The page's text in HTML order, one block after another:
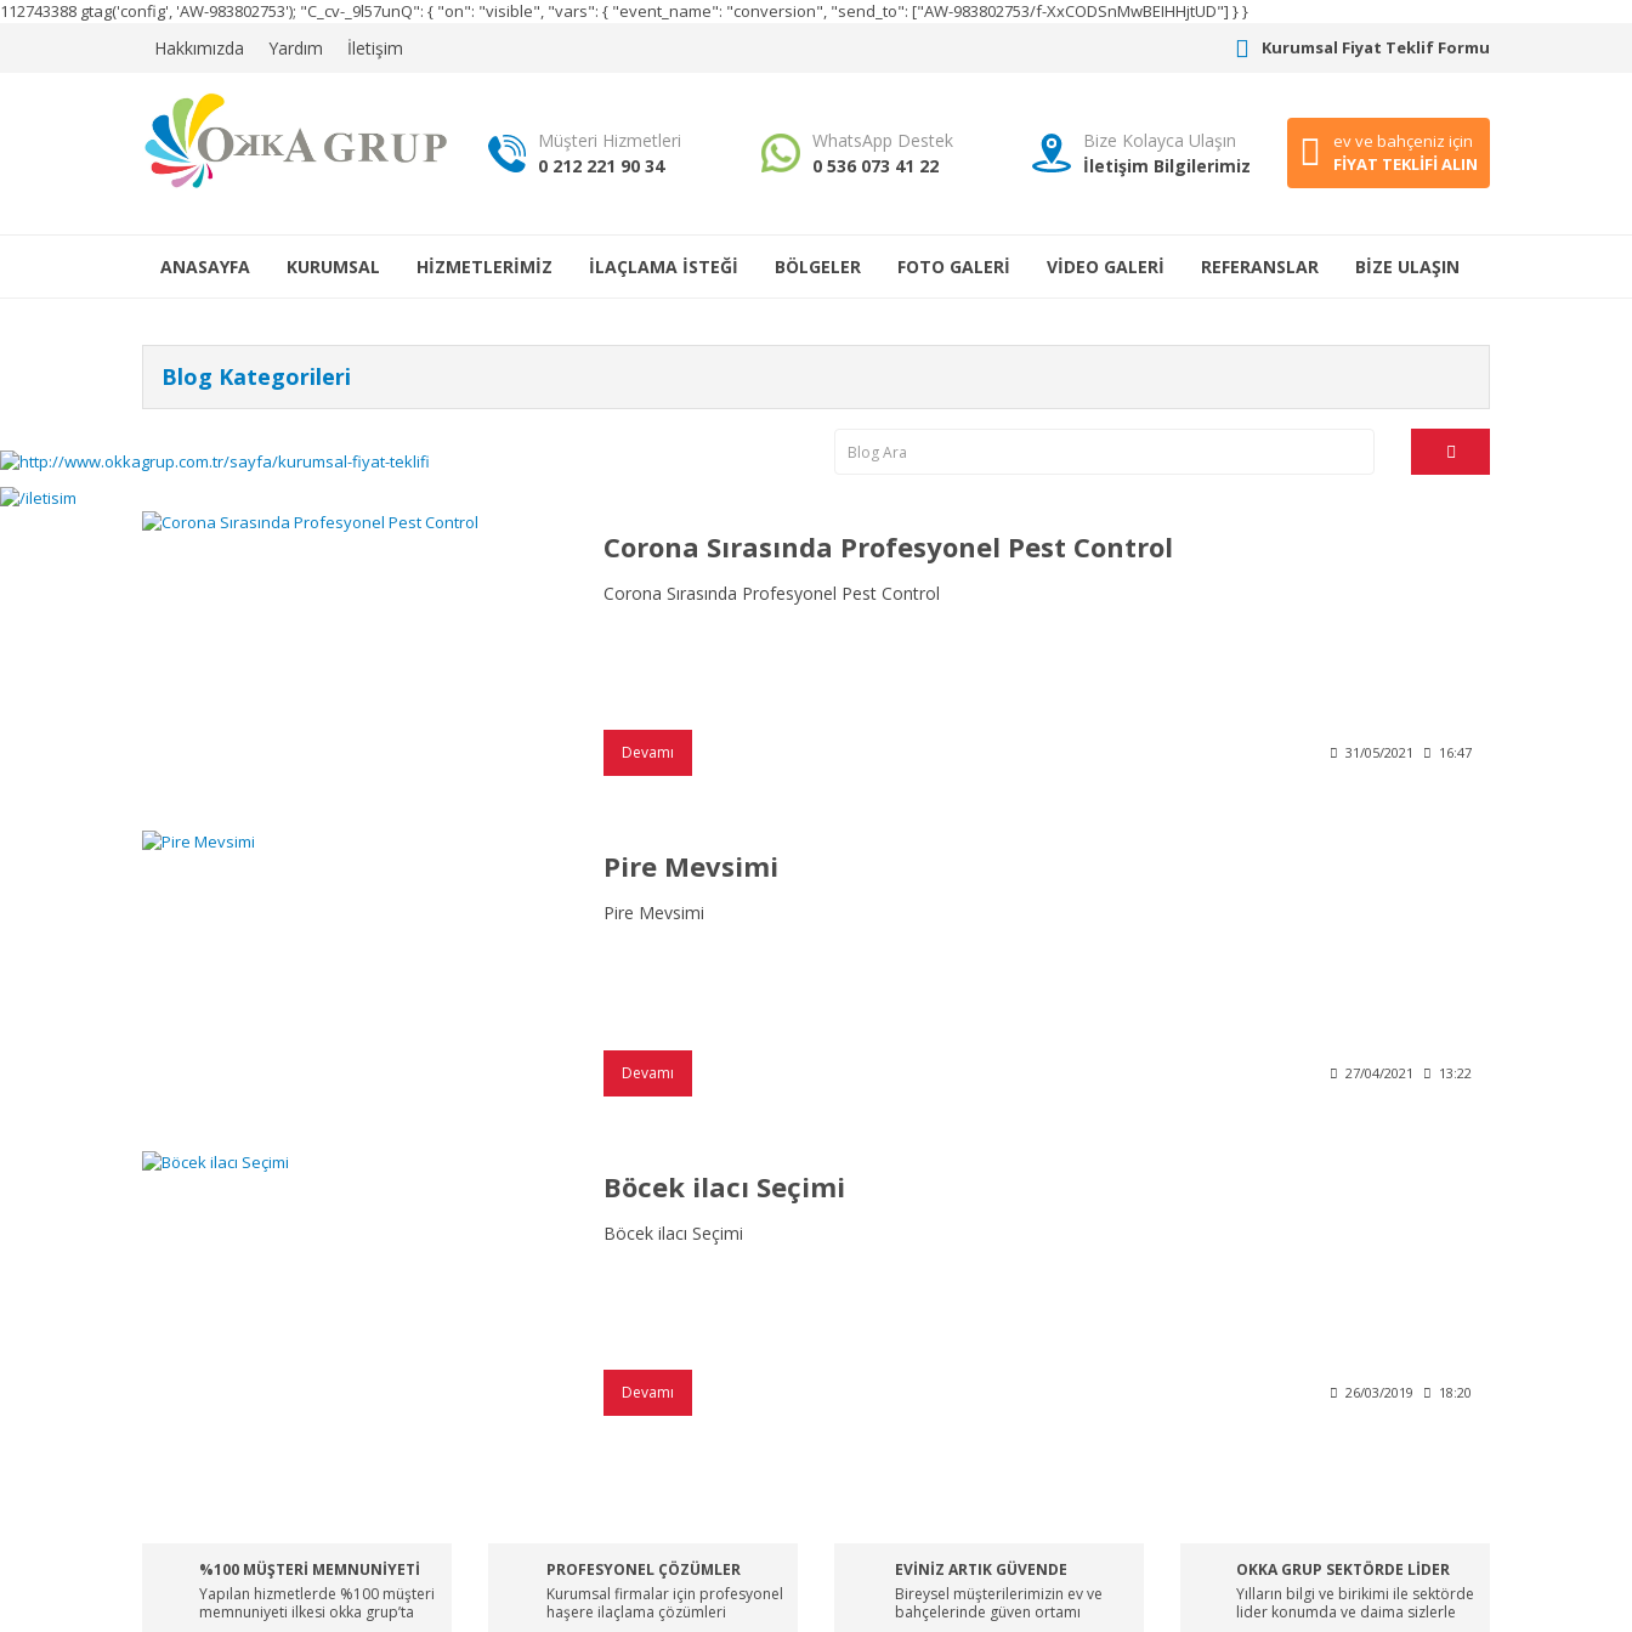
112743388 gtag('config', 'AW-983802753'); "C_cv-_9l57unQ": { "on": "visible", "vars": { "event_name": "conversion", "send_to": ["AW-983802753/f-XxCODSnMwBEIHHjtUD"] } }
Hakkımızda Yardım İletişim Kurumsal Fiyat Teklif Formu
Müşteri Hizmetleri
0 212 221 90 34
WhatsApp Destek
0 536 073 41 22
Bize Kolayca Ulaşın
İletişim Bilgilerimiz
ev ve bahçeniz için
FİYAT TEKLİFİ ALIN
ANASAYFA KURUMSAL HİZMETLERİMİZ İLAÇLAMA İSTEĞİ BÖLGELER FOTO GALERİ VİDEO GALERİ REFERANSLAR BİZE ULAŞIN
Blog Kategorileri
Corona Sırasında Profesyonel Pest Control
Corona Sırasında Profesyonel Pest Control
Devamı 31/05/2021 16:47
Pire Mevsimi
Pire Mevsimi
Devamı 27/04/2021 13:22
Böcek ilacı Seçimi
Böcek ilacı Seçimi
Devamı 26/03/2019 18:20
%100 MÜŞTERİ MEMNUNİYETİ
Yapılan hizmetlerde %100 müşteri
memnuniyeti ilkesi okka grup’ta
PROFESYONEL ÇÖZÜMLER
Kurumsal firmalar için profesyonel
haşere ilaçlama çözümleri
EVİNİZ ARTIK GÜVENDE
Bireysel müşterilerimizin ev ve
bahçelerinde güven ortamı
OKKA GRUP SEKTÖRDE LİDER
Yılların bilgi ve birikimi ile sektörde
lider konumda ve daima sizlerle